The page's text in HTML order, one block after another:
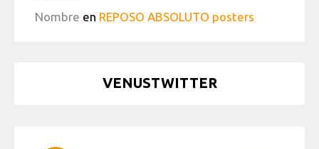
Nombre en REPOSO ABSOLUTO posters
VENUSTWITTER